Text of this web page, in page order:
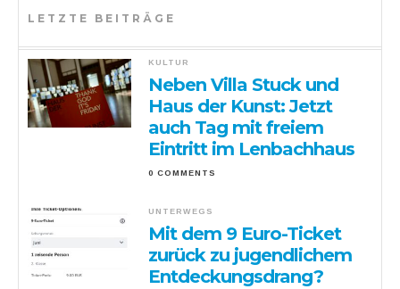
LETZTE BEITRÄGE
KULTUR
Neben Villa Stuck und
Haus der Kunst: Jetzt
auch Tag mit freiem
Eintritt im Lenbachhaus
0 COMMENTS
UNTERWEGS
Mit dem 9 Euro-Ticket
zurück zu jugendlichem
Entdeckungsdrang?